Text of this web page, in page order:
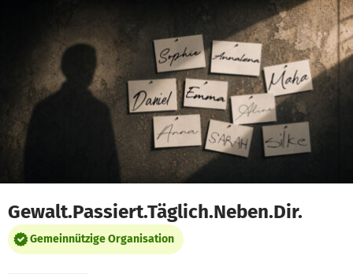
Gewalt.Passiert.Täglich.Neben.Dir.
Gemeinnützige Organisation